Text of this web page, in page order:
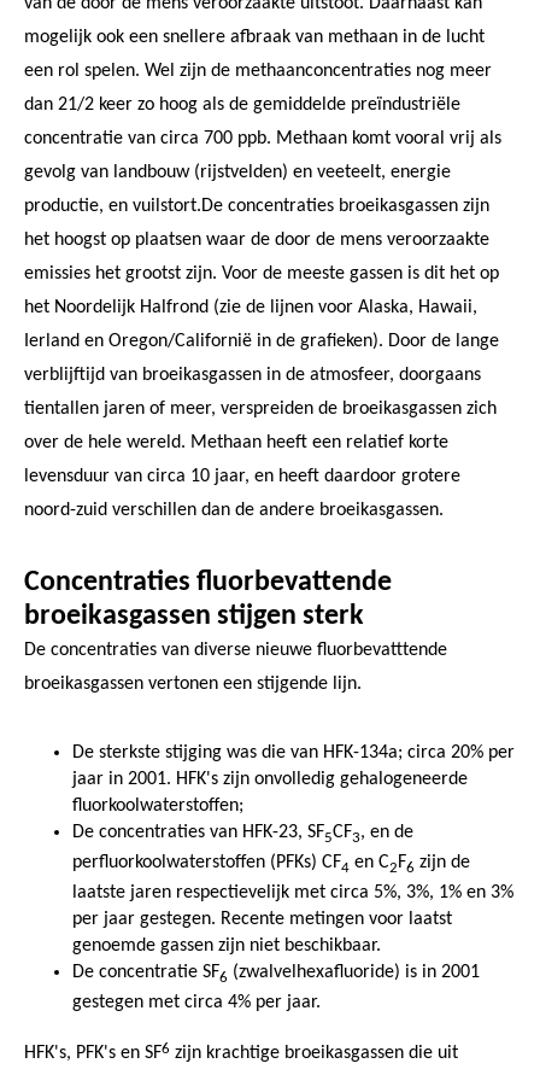
mogelijk ook een snellere afbraak van methaan in de lucht
een rol spelen. Wel zijn de methaanconcentraties nog meer
dan 21/2 keer zo hoog als de gemiddelde preïndustriële
concentratie van circa 700 ppb. Methaan komt vooral vrij als
gevolg van landbouw (rijstvelden) en veeteelt, energie
productie, en vuilstort.De concentraties broeikasgassen zijn
het hoogst op plaatsen waar de door de mens veroorzaakte
emissies het grootst zijn. Voor de meeste gassen is dit het op
het Noordelijk Halfrond (zie de lijnen voor Alaska, Hawaii,
Ierland en Oregon/Californië in de grafieken). Door de lange
verblijftijd van broeikasgassen in de atmosfeer, doorgaans
tientallen jaren of meer, verspreiden de broeikasgassen zich
over de hele wereld. Methaan heeft een relatief korte
levensduur van circa 10 jaar, en heeft daardoor grotere
noord-zuid verschillen dan de andere broeikasgassen.
Concentraties fluorbevattende
broeikasgassen stijgen sterk
De concentraties van diverse nieuwe fluorbevatttende
broeikasgassen vertonen een stijgende lijn.
De sterkste stijging was die van HFK-134a; circa 20% per
jaar in 2001. HFK's zijn onvolledig gehalogeneerde
fluorkoolwaterstoffen;
De concentraties van HFK-23, SF5CF3, en de
perfluorkoolwaterstoffen (PFKs) CF4 en C2 F6 zijn de
laatste jaren respectievelijk met circa 5%, 3%, 1% en 3%
per jaar gestegen. Recente metingen voor laatst
genoemde gassen zijn niet beschikbaar.
De concentratie SF6 (zwalvelhexafluoride) is in 2001
gestegen met circa 4% per jaar.
HFK's, PFK's en SF6 zijn krachtige broeikasgassen die uit